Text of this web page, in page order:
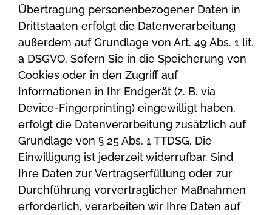
Übertragung personenbezogener Daten in
Drittstaaten erfolgt die Datenverarbeitung
außerdem auf Grundlage von Art. 49 Abs. 1 lit.
a DSGVO. Sofern Sie in die Speicherung von
Cookies oder in den Zugriff auf
Informationen in Ihr Endgerät (z. B. via
Device-Fingerprinting) eingewilligt haben,
erfolgt die Datenverarbeitung zusätzlich auf
Grundlage von § 25 Abs. 1 TTDSG. Die
Einwilligung ist jederzeit widerrufbar. Sind
Ihre Daten zur Vertragserfüllung oder zur
Durchführung vorvertraglicher Maßnahmen
erforderlich, verarbeiten wir Ihre Daten auf